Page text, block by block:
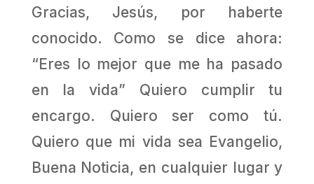
Gracias, Jesús, por haberte
conocido. Como se dice ahora:
“Eres lo mejor que me ha pasado
en la vida” Quiero cumplir tu
encargo. Quiero ser como tú.
Quiero que mi vida sea Evangelio,
Buena Noticia, en cualquier lugar y